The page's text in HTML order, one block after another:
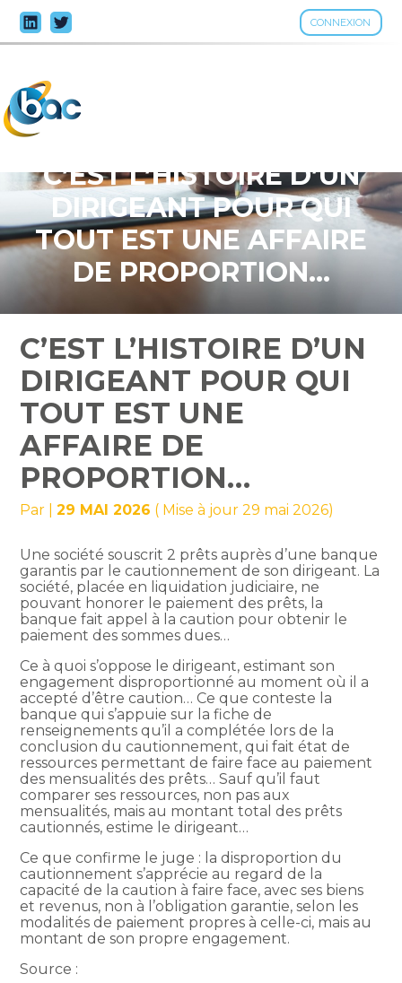
CONNEXION
Aller
au
C’EST L’HISTOIRE D’UN
DIRIGEANT POUR QUI
TOUT EST UNE AFFAIRE
DE PROPORTION…
C’EST L’HISTOIRE D’UN
DIRIGEANT POUR QUI
TOUT EST UNE
AFFAIRE DE
PROPORTION…
Par |29 MAI 2026 ( Mise à jour 29 mai 2026)
Une société souscrit 2 prêts auprès d’une banque
garantis par le cautionnement de son dirigeant. La
société, placée en liquidation judiciaire, ne
pouvant honorer le paiement des prêts, la
banque fait appel à la caution pour obtenir le
paiement des sommes dues…
Ce à quoi s’oppose le dirigeant, estimant son
engagement disproportionné au moment où il a
accepté d’être caution… Ce que conteste la
banque qui s’appuie sur la fiche de
renseignements qu’il a complétée lors de la
conclusion du cautionnement, qui fait état de
ressources permettant de faire face au paiement
des mensualités des prêts… Sauf qu’il faut
comparer ses ressources, non pas aux
mensualités, mais au montant total des prêts
cautionnés, estime le dirigeant…
Ce que confirme le juge : la disproportion du
cautionnement s’apprécie au regard de la
capacité de la caution à faire face, avec ses biens
et revenus, non à l’obligation garantie, selon les
modalités de paiement propres à celle-ci, mais au
montant de son propre engagement.
Source :